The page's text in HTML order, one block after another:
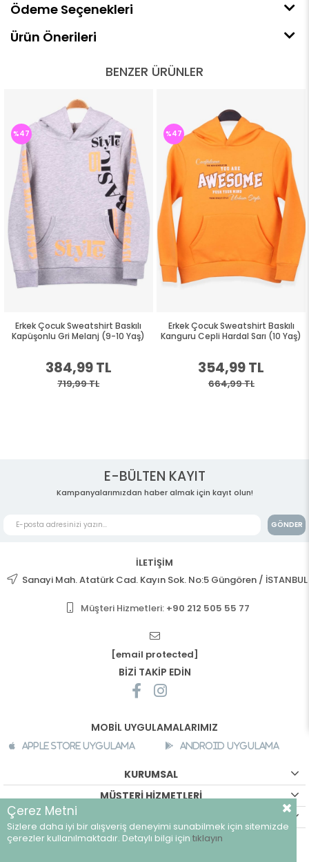
Ödeme Seçenekleri
Ürün Önerileri
BENZER ÜRÜNLER
Erkek Çocuk Sweatshirt Baskılı
Kapüşonlu Gri Melanj (9-10 Yaş)
384,99 TL
719,99 TL
%47
Erkek Çocuk Sweatshirt Baskılı
Kanguru Cepli Hardal Sarı (10 Yaş)
354,99 TL
664,99 TL
%47
E-BÜLTEN KAYIT
Kampanyalarımızdan haber almak için kayıt olun!
GÖNDER
İLETİŞİM
Sanayi Mah. Atatürk Cad. Kayın Sok. No:5 Güngören / İSTANBUL
Müşteri Hizmetleri: +90 212 505 55 77
[email protected]
BİZİ TAKİP EDİN
MOBİL UYGULAMALARIMIZ
Apple Store Uygulama Android Uygulama
KURUMSAL
MÜŞTERİ HİZMETLERİ
©breeze.com.tr - Tüm hakları saklıdır.
Çerez Metni
Sizlere daha iyi bir alışveriş deneyimi sunabilmek için sitemizde
çerezler kullanılmaktadır. Detaylı bilgi için tıklayın